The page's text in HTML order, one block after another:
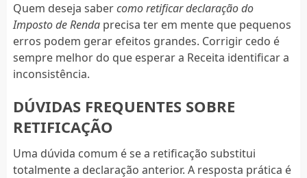
Quem deseja sabercomo retificar declaração do
Imposto de Rendaprecisa ter em mente que pequenos
erros podem gerar efeitos grandes. Corrigir cedo é
sempre melhor do que esperar a Receita identificar a
inconsistência.
DÚVIDAS FREQUENTES SOBRE
RETIFICAÇÃO
Uma dúvida comum é se a retificação substitui
totalmente a declaração anterior. A resposta prática é